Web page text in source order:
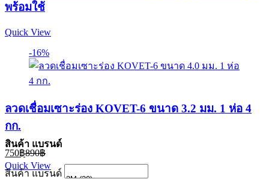
พร้อมใช้
Quick View
-16%
ลวดเชื่อมเซาะร่อง KOVET-6 ขนาด 3.2 มม. 1 ห่อ 4
กก.
750฿Current
price
is:
890฿Original
was:
Quick View
สินค้า แบรนด์
สินค้า แบรนด์